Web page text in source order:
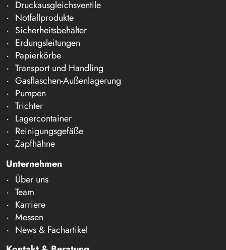
Druckausgleichsventile
Notfallprodukte
Sicherheitsbehälter
Erdungsleitungen
Papierkörbe
Transport und Handling
Gasflaschen-Außenlagerung
Pumpen
Trichter
Lagercontainer
Reinigungsgefäße
Zapfhähne
Unternehmen
Über uns
Team
Karriere
Messen
News & Fachartikel